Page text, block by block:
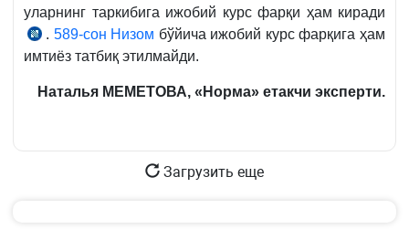
3-
б.
4-
уларнинг таркибига ижобий курс фарқи ҳам киради
2007-
йил
. 589-сон Низом бўйича ижобий курс фарқига ҳам
имтиёз татбиқ этилмайди.
Наталья МЕМЕТОВА, «Норма» етакчи эксперти.
Загрузить еще